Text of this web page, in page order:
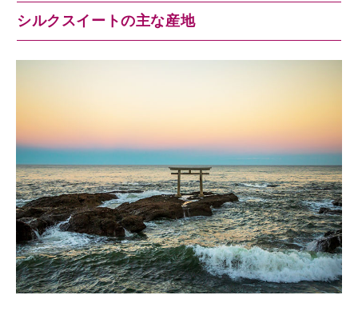
シルクスイートの主な産地